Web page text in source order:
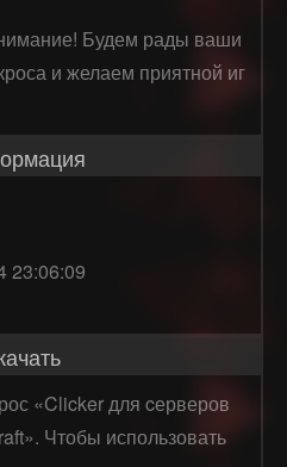
Будем рады ваши
и желаем приятной иг
23:06:09
«Clicker для cерверов
Чтобы использовать